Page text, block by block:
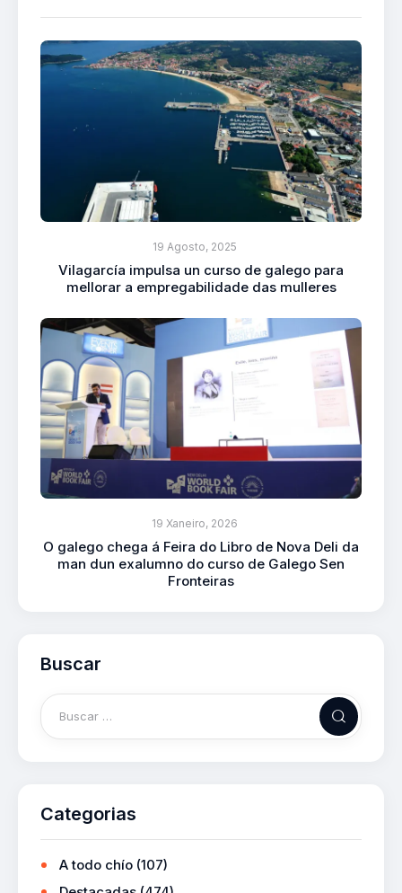
19 Agosto, 2025
Vilagarcía impulsa un curso de galego para
mellorar a empregabilidade das mulleres
19 Xaneiro, 2026
O galego chega á Feira do Libro de Nova Deli da
man dun exalumno do curso de Galego Sen
Fronteiras
Buscar
Categorias
A todo chío (107)